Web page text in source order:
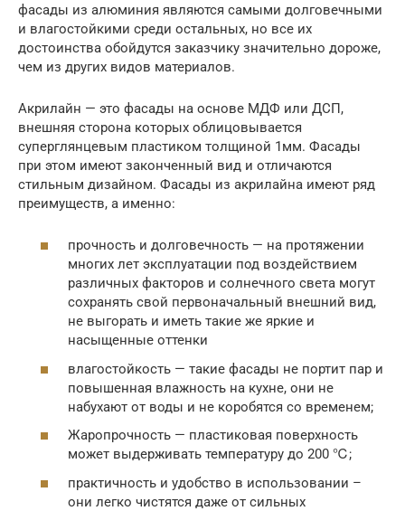
фасады из алюминия являются самыми долговечными
и влагостойкими среди остальных, но все их
достоинства обойдутся заказчику значительно дороже,
чем из других видов материалов.
Акрилайн — это фасады на основе МДФ или ДСП,
внешняя сторона которых облицовывается
суперглянцевым пластиком толщиной 1мм. Фасады
при этом имеют законченный вид и отличаются
стильным дизайном. Фасады из акрилайна имеют ряд
преимуществ, а именно:
прочность и долговечность — на протяжении
многих лет эксплуатации под воздействием
различных факторов и солнечного света могут
сохранять свой первоначальный внешний вид,
не выгорать и иметь такие же яркие и
насыщенные оттенки
влагостойкость — такие фасады не портит пар и
повышенная влажность на кухне, они не
набухают от воды и не коробятся со временем;
Жаропрочность — пластиковая поверхность
может выдерживать температуру до 200 ℃;
практичность и удобство в использовании –
они легко чистятся даже от сильных